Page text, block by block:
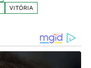
VITÓRIA